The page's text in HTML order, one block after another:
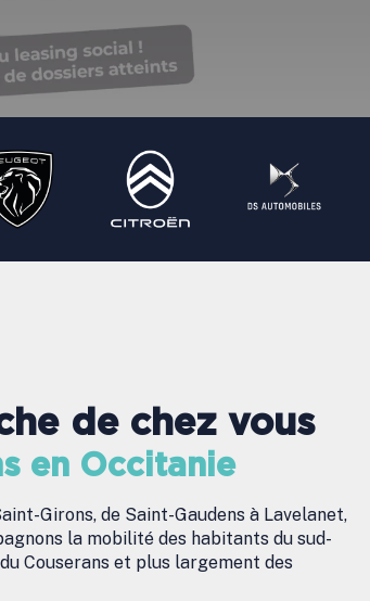
de chez vous
en Occitanie
Girons, de Saint-Gaudens à Lavelanet,
la mobilité des habitants du sud-
Couserans et plus largement des